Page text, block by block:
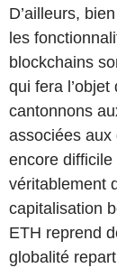
D’ailleurs,
les
blockchains
qui fera
cantonnons
associées aux
encore
véritablement
capitalisation
ETH reprend
globalité